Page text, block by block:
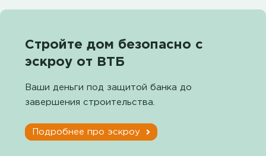
Стройте дом безопасно с
эскроу от ВТБ
Ваши деньги под защитой банка до
завершения строительства.
Подробнее про эскроу